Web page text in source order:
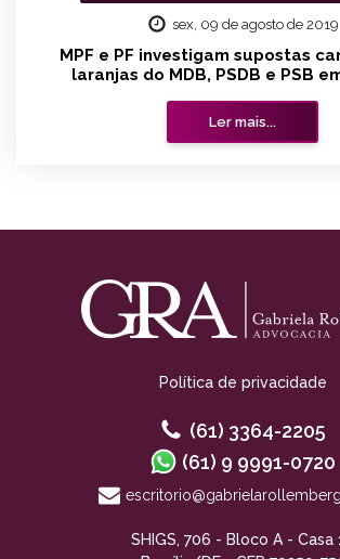
sex, 09 de agosto de 2019
MPF e PF investigam supostas
laranjas do MDB, PSDB e PSB
Ler mais...
Política de privacidade
(61) 3364-2205
(61) 9 9991-0720
SHIGS, 706 - Bloco A - Casa